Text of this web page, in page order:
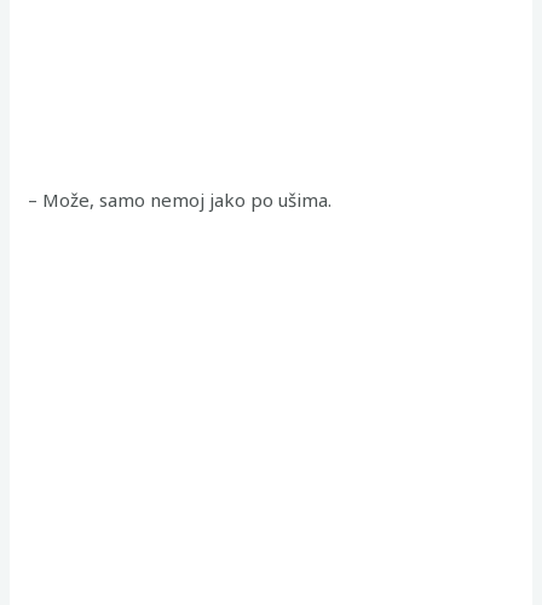
– Može, samo nemoj jako po ušima.